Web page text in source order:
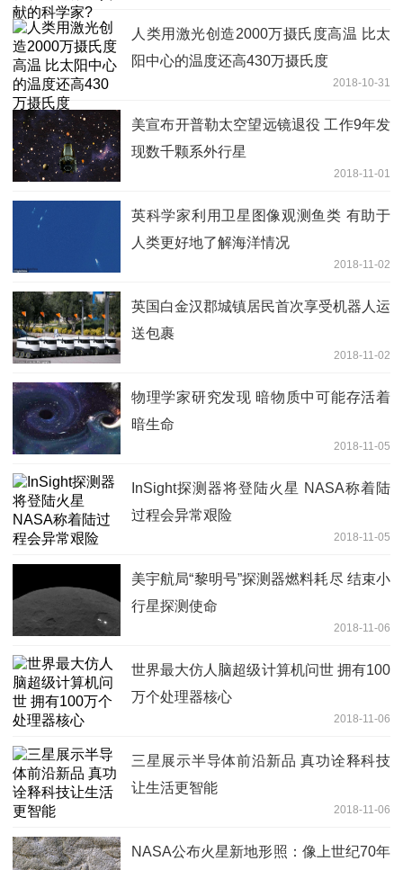
人类用激光创造2000万摄氏度高温 比太
阳中心的温度还高430万摄氏度
2018-10-31
美宣布开普勒太空望远镜退役 工作9年发
现数千颗系外行星
2018-11-01
英科学家利用卫星图像观测鱼类 有助于
人类更好地了解海洋情况
2018-11-02
英国白金汉郡城镇居民首次享受机器人运
送包裹
2018-11-02
物理学家研究发现 暗物质中可能存活着
暗生命
2018-11-05
InSight探测器将登陆火星 NASA称着陆
过程会异常艰险
2018-11-05
美宇航局“黎明号”探测器燃料耗尽 结束小
行星探测使命
2018-11-06
世界最大仿人脑超级计算机问世 拥有100
万个处理器核心
2018-11-06
三星展示半导体前沿新品 真功诠释科技
让生活更智能
2018-11-06
NASA公布火星新地形照：像上世纪70年